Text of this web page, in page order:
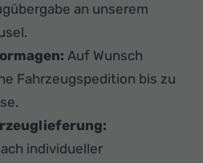
an unserem
Auf Wunsch
Fahrzeugspedition bis zu
individueller